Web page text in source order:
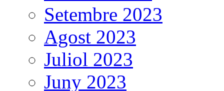
Setembre 2023
Agost 2023
Juliol 2023
Juny 2023